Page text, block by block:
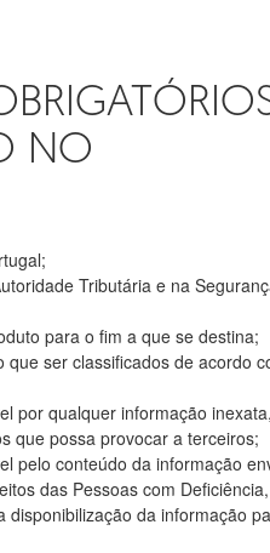
NO
Tributária e na
para o fim a que se destina;
que ser classificados de acordo
por qualquer informação
que possa provocar a terceiros;
pelo conteúdo da informação
das Pessoas com
disponibilização da informação